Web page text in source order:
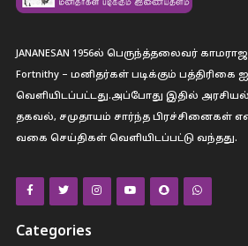
JANANESAN 1956ல் பெருந்த்தலைவர்
Fortnithy – மனிதர்கள் படிக்கும்
வெளியிடப்பட்டது.அப்போது இதில்
தகவல், சமுதாயம் சார்ந்த பிரச்சினைகள் என
வகை செய்திகள் வெளியிடப்பட்டு வந்தது.
Categories